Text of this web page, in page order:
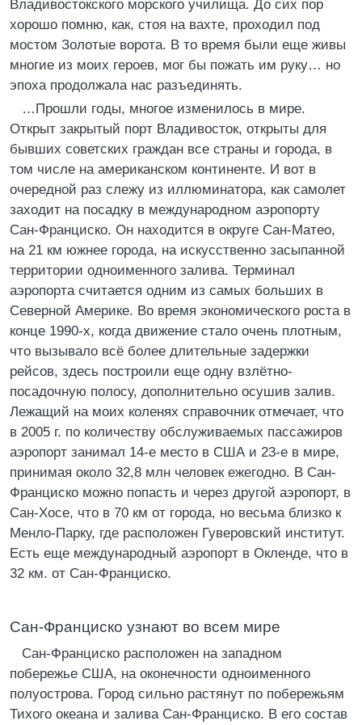
Владивостокского морского училища. До сих пор
хорошо помню, как, стоя на вахте, проходил под
мостом Золотые ворота. В то время были еще живы
многие из моих героев, мог бы пожать им руку… но
эпоха продолжала нас разъединять.
…Прошли годы, многое изменилось в мире.
Открыт закрытый порт Владивосток, открыты для
бывших советских граждан все страны и города, в
том числе на американском континенте. И вот в
очередной раз слежу из иллюминатора, как самолет
заходит на посадку в международном аэропорту
Сан-Франциско. Он находится в округе Сан-Матео,
на 21 км южнее города, на искусственно засыпанной
территории одноименного залива. Терминал
аэропорта считается одним из самых больших в
Северной Америке. Во время экономического роста в
конце 1990-х, когда движение стало очень плотным,
что вызывало всё более длительные задержки
рейсов, здесь построили еще одну взлётно-
посадочную полосу, дополнительно осушив залив.
Лежащий на моих коленях справочник отмечает, что
в 2005 г. по количеству обслуживаемых пассажиров
аэропорт занимал 14-е место в США и 23-е в мире,
принимая около 32,8 млн человек ежегодно. В Сан-
Франциско можно попасть и через другой аэропорт, в
Сан-Хосе, что в 70 км от города, но весьма близко к
Менло-Парку, где расположен Гуверовский институт.
Есть еще международный аэропорт в Окленде, что в
32 км. от Сан-Франциско.
Сан-Франциско узнают во всем мире
Сан-Франциско расположен на западном
побережье США, на оконечности одноименного
полуострова. Город сильно растянут по побережьям
Тихого океана и залива Сан-Франциско. В его состав